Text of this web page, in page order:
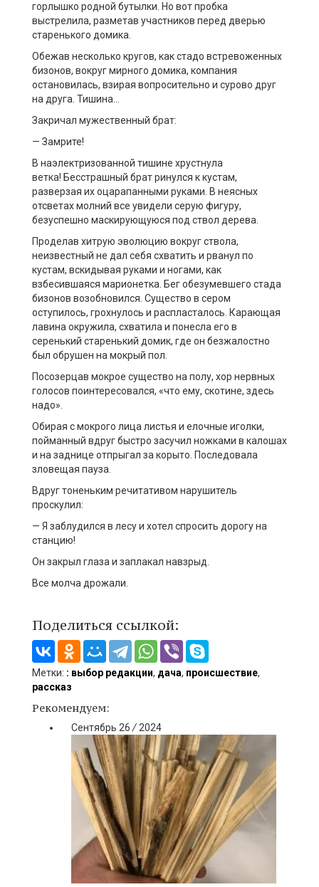
горлышко родной бутылки. Но вот пробка
выстрелила, разметав участников перед дверью
старенького домика.
Обежав несколько кругов, как стадо встревоженных
бизонов, вокруг мирного домика, компания
остановилась, взирая вопросительно и сурово друг
на друга. Тишина…
Закричал мужественный брат:
— Замрите!
В наэлектризованной тишине хрустнула
ветка! Бесстрашный брат ринулся к кустам,
разверзая их оцарапанными руками. В неясных
отсветах молний все увидели серую фигуру,
безуспешно маскирующуюся под ствол дерева.
Проделав хитрую эволюцию вокруг ствола,
неизвестный не дал себя схватить и рванул по
кустам, вскидывая руками и ногами, как
взбесившаяся марионетка. Бег обезумевшего стада
бизонов возобновился. Существо в сером
оступилось, грохнулось и распласталось. Карающая
лавина окружила, схватила и понесла его в
серенький старенький домик, где он безжалостно
был обрушен на мокрый пол.
Посозерцав мокрое существо на полу, хор нервных
голосов поинтересовался, «что ему, скотине, здесь
надо».
Обирая с мокрого лица листья и елочные иголки,
пойманный вдруг быстро засучил ножками в калошах
и на заднице отпрыгал за корыто. Последовала
зловещая пауза.
Вдруг тоненьким речитативом нарушитель
проскулил:
— Я заблудился в лесу и хотел спросить дорогу на
станцию!
Он закрыл глаза и заплакал навзрыд.
Все молча дрожали.
Поделиться ссылкой:
Метки: : выбор редакции, дача, происшествие,
рассказ
Рекомендуем:
Сентябрь 26/2024